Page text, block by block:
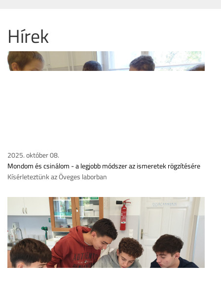
Hírek
2025. október 08.
Mondom és csinálom - a legjobb módszer az ismeretek rögzítésére
Kísérleteztünk az Öveges laborban